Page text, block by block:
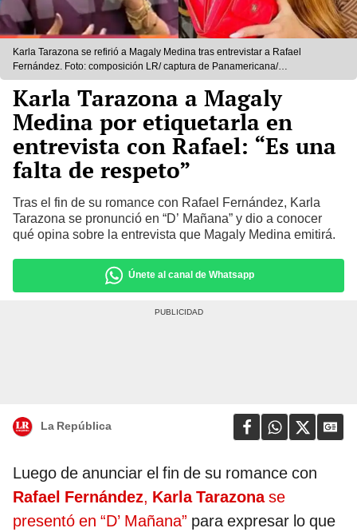
Karla Tarazona se refirió a Magaly Medina tras entrevistar a Rafael
Fernández. Foto: composición LR/ captura de Panamericana/
@magalymedina/Instagram
Karla Tarazona a Magaly
Medina por etiquetarla en
entrevista con Rafael: “Es una
falta de respeto”
Tras el fin de su romance con Rafael Fernández, Karla
Tarazona se pronunció en “D’ Mañana” y dio a conocer
qué opina sobre la entrevista que Magaly Medina emitirá.
Únete al canal de Whatsapp
La República
Luego de anunciar el fin de su romance con
Rafael Fernández, Karla Tarazonase
presentó en “D’ Mañana” para expresar lo que